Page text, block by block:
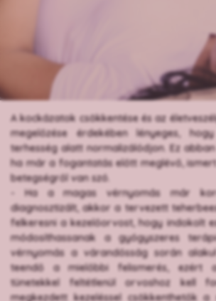
A kockázatok csökkentése és az
megelőzése érdekében lényeges,
terhesség alatt normalizálódjon. Ez
ha már a fogantatás előtt meglévő,
betegségről van szó.
- Ha a magas vérnyomás már
diagnosztizált, akkor a tervezett
felkeresni a kezelőorvost, hogy indokolt
módosíthassanak a gyógyszeres
vérnyomás a várandósság során
teendő a mielőbbi felismerés, ezért
tünetekkel feltétlenül orvoshoz kell
megkezdett kezeléssel csökkenthetők a